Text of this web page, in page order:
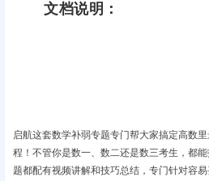
文档说明：
启航这套数学补弱专题专门帮大家搞定高数
程！不管你是数一、数二还是数三考生，都
题都配有视频讲解和技巧总结，专门针对容